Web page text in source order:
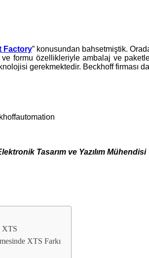
Factory” konusundan bahsetmiştik.
ve formu özellikleriyle ambalaj ve
gerekmektedir. Beckhoff firması
Tasarım ve Yazılım Mühendisi
XTS
XTS Farkı